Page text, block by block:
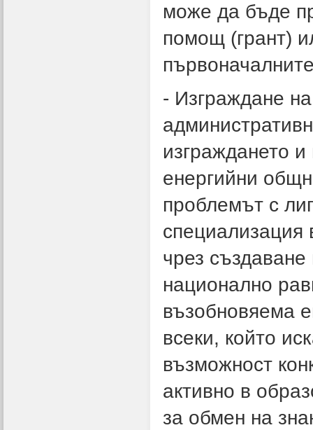
може да бъде
помощ (грант)
- Изграждане
изграждането
енергийни
проблемът с
специализация
чрез
национално
възобновяема
всеки, който
възможност
активно в
за обмен на